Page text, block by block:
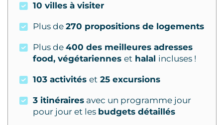
10 villes à visiter
Plus de 270 propositions de logements
Plus de 400 des meilleures adresses
food, végétariennes et halal incluses !
103 activités et 25 excursions
3 itinéraires avec un programme jour
pour jour et les budgets détaillés